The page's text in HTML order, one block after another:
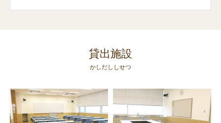
貸出施設
かしだししせつ